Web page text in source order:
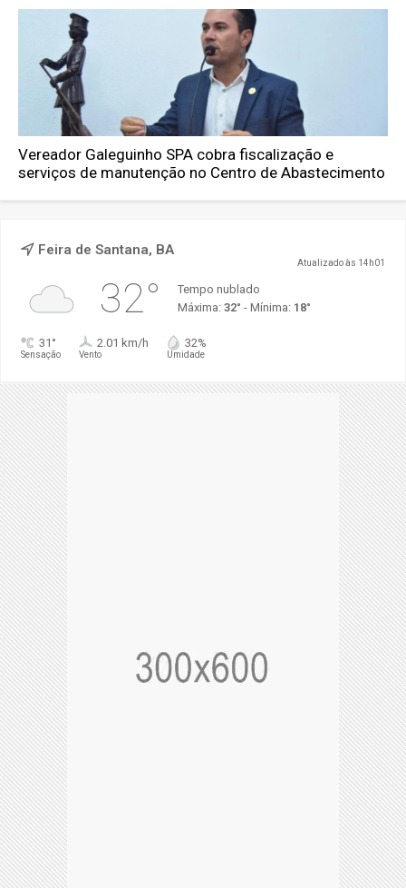
Vereador Galeguinho SPA cobra fiscalização e
serviços de manutenção no Centro de Abastecimento
Feira de Santana, BA
Atualizado às 14h01
32°
Tempo nublado
Máxima: 32° - Mínima: 18°
31°
Sensação
2.01 km/h
Vento
32%
Umidade